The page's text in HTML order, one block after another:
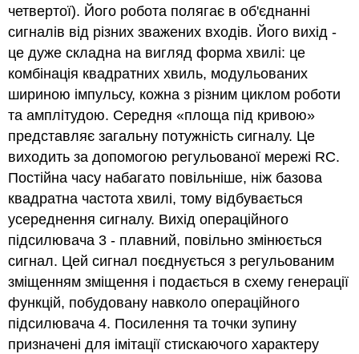
четвертої). Його робота полягає в об'єднанні
сигналів від різних зважених входів. Його вихід -
це дуже складна на вигляд форма хвилі: це
комбінація квадратних хвиль, модульованих
шириною імпульсу, кожна з різним циклом роботи
та амплітудою. Середня «площа під кривою»
представляє загальну потужність сигналу. Це
виходить за допомогою регульованої мережі RC.
Постійна часу набагато повільніше, ніж базова
квадратна частота хвилі, тому відбувається
усереднення сигналу. Вихід операційного
підсилювача 3 - плавний, повільно змінюється
сигнал. Цей сигнал поєднується з регульованим
зміщенням зміщення і подається в схему генерації
функцій, побудовану навколо операційного
підсилювача 4. Посилення та точки зупину
призначені для імітації стискаючого характеру